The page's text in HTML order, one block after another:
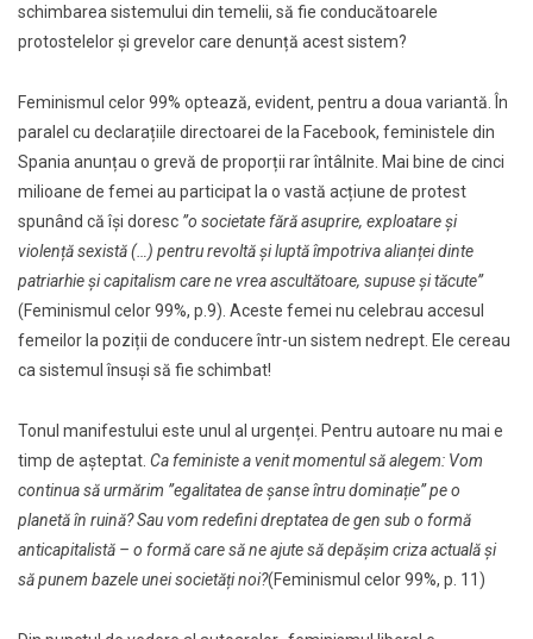
schimbarea sistemului din temelii, să fie conducătoarele
protostelelor și grevelor care denunță acest sistem?
Feminismul celor 99% optează, evident, pentru a doua variantă. În
paralel cu declarațiile directoarei de la Facebook, feministele din
Spania anunțau o grevă de proporții rar întâlnite. Mai bine de cinci
milioane de femei au participat la o vastă acțiune de protest
spunând că își doresc ”o societate fără asuprire, exploatare și
violență sexistă (…) pentru revoltă și luptă împotriva alianței dinte
patriarhie și capitalism care ne vrea ascultătoare, supuse și tăcute”
(Feminismul celor 99%, p.9). Aceste femei nu celebrau accesul
femeilor la poziții de conducere într-un sistem nedrept. Ele cereau
ca sistemul însuși să fie schimbat!
Tonul manifestului este unul al urgenței. Pentru autoare nu mai e
timp de așteptat. Ca feministe a venit momentul să alegem: Vom
continua să urmărim ”egalitatea de șanse întru dominație” pe o
planetă în ruină? Sau vom redefini dreptatea de gen sub o formă
anticapitalistă – o formă care să ne ajute să depășim criza actuală și
să punem bazele unei societăți noi?(Feminismul celor 99%, p. 11)